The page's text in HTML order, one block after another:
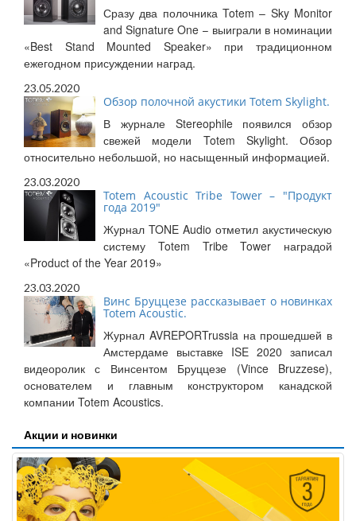
Сразу два полочника Totem – Sky Monitor
and Signature One – выиграли в номинации
«Best Stand Mounted Speaker» при традиционном
ежегодном присуждении наград.
23.05.2020
Обзор полочной акустики Totem Skylight.
В журнале Stereophile появился обзор
свежей модели Totem Skylight. Обзор
относительно небольшой, но насыщенный информацией.
23.03.2020
Totem Acoustic Tribe Tower – "Продукт
года 2019"
Журнал TONE Audio отметил акустическую
систему Totem Tribe Tower наградой
«Product of the Year 2019»
23.03.2020
Винс Бруццезе рассказывает о новинках
Totem Acoustic.
Журнал AVREPORTrussia на прошедшей в
Амстердаме выставке ISE 2020 записал
видеоролик с Винсентом Бруццезе (Vince Bruzzese),
основателем и главным конструктором канадской
компании Totem Acoustics.
Акции и новинки